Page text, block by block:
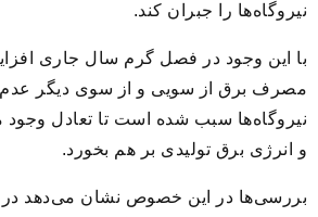
نیروگاه‌ها را جبران کند.
با این وجود در فصل گرم سال جاری
مصرف برق از سویی و از سوی دیگر عدم
نیروگاه‌ها سبب شده است تا تعادل
و انرژی برق تولیدی بر هم بخورد.
بررسی‌ها در این خصوص نشان می‌دهد